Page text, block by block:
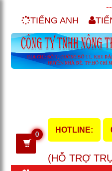
TIẾNG ANH
0
HOTLINE:
(HỖ TRỢ